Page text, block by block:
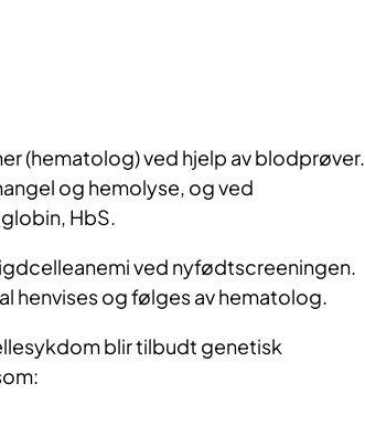
(hematolog) ved hjelp av blodprøver.
og hemolyse, og ved
HbS.
ved nyfødtscreeningen.
henvises og følges av hematolog.
blir tilbudt genetisk